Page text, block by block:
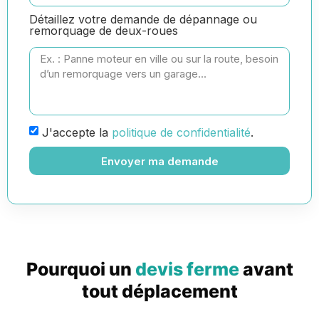
Détaillez votre demande de dépannage ou
remorquage de deux-roues
J'accepte la politique de confidentialité.
Envoyer ma demande
Pourquoi un devis fermeavant
tout déplacement